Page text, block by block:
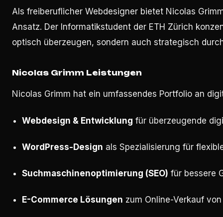
Als freiberuflicher Webdesigner bietet Nicolas
Ansatz. Der Informatikstudent der ETH Zürich
optisch überzeugen, sondern auch strategisch
Nicolas Grimm Leistungen
Nicolas Grimm hat ein umfassendes Portfolio an
Webdesign & Entwicklung für überzeugende
WordPress-Design als Spezialisierung für
Suchmaschinenoptimierung (SEO) für bessere
E-Commerce Lösungen zum Online-Verkauf